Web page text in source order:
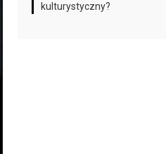
kulturystyczny?